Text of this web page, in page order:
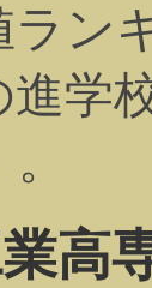
ラン
進学
高